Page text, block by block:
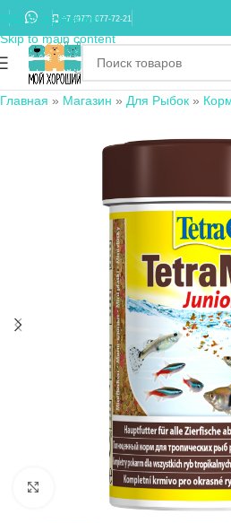
Skip to navigation
Skip to main content
+7 (977) 677-72-21
Главная » Магазин » Для Рыбок »
Нажмите, чтобы увеличить